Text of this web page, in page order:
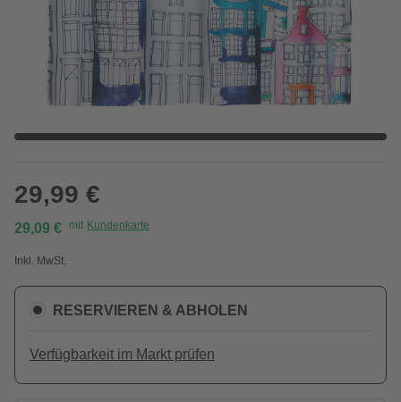
29,99 €
29,09 € mit Kundenkarte
Inkl. MwSt.
RESERVIEREN & ABHOLEN
Verfügbarkeit im Markt prüfen